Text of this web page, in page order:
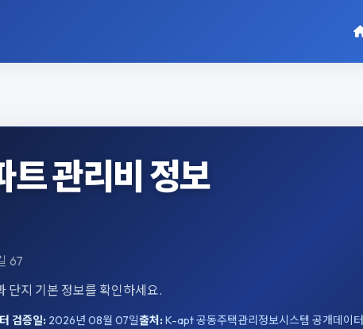
트 관리비 정보
67
단지 기본 정보를 확인하세요.
검증일:2026년 08월 07일출처:K-apt 공동주택관리정보시스템 공개데이터